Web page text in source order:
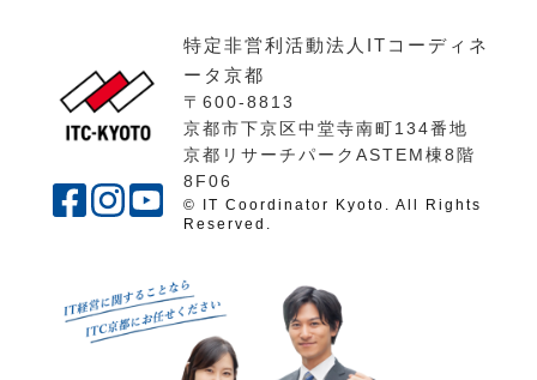
特定非営利活動法人ITコーディネ
ータ京都
〒600-8813
京都市下京区中堂寺南町134番地
京都リサーチパークASTEM棟8階
8F06
© IT Coordinator Kyoto. All Rights
Reserved.